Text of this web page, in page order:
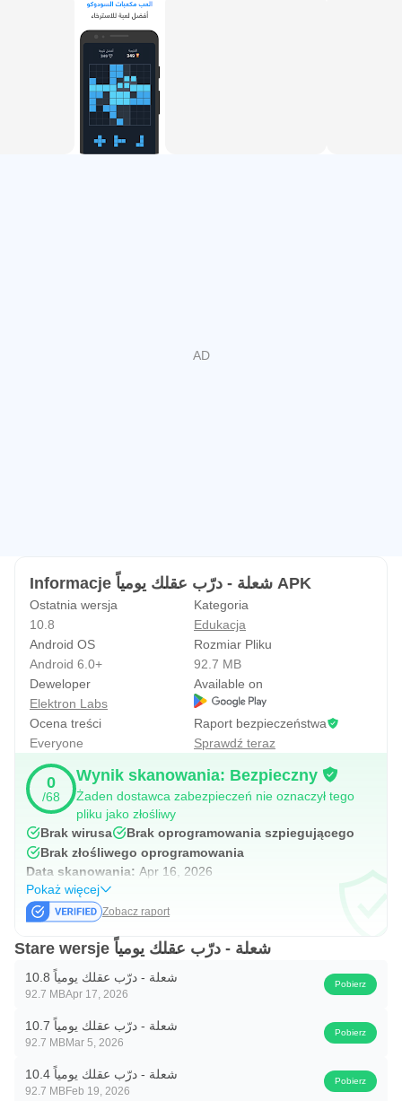
Sholah to wiodący arabski trener mózgu, który pomaga
ćwiczyć pamięć, uwagę i umiejętności rozwiązywania
problemów. Zapewnia codzienny trening zabawnych gier
poznawczych. Sholah zawiera ponad 40 gier
edukacyjnych obejmujących pięć głównych obszarów
poznawczych. Poznaj wydajność swojego mózgu i
Informacje شعلة - درّب عقلك يومياً APK
Ostatnia wersja
10.8
Kategoria
Edukacja
Android OS
Android 6.0+
Rozmiar Pliku
92.7 MB
Deweloper
Elektron Labs
Available on
Ocena treści
Everyone
Raport bezpieczeństwa
Sprawdź teraz
0
/68
Wynik skanowania: Bezpieczny
Żaden dostawca zabezpieczeń nie oznaczył tego
pliku jako złośliwy
Brak wirusa
Brak oprogramowania szpiegującego
Brak złośliwego oprogramowania
Data skanowania: Apr 16, 2026
Pokaż więcej
Zobacz raport
Stare wersje شعلة - درّب عقلك يومياً
شعلة - درّب عقلك يومياً 10.8
92.7 MBApr 17, 2026
Pobierz
شعلة - درّب عقلك يومياً 10.7
92.7 MBMar 5, 2026
Pobierz
شعلة - درّب عقلك يومياً 10.4
92.7 MBFeb 19, 2026
Pobierz